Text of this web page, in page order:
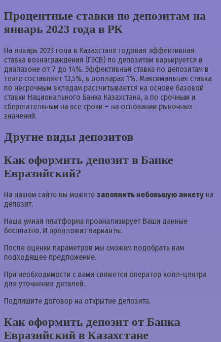
Процентные ставки по депозитам на
январь 2023 года в РК
На январь 2023 года в Казахстане годовая эффективная
ставка вознаграждения (ГЭСВ) по депозитам варьируется в
диапазоне от 7 до 14%. Эффективная ставка по депозитам в
тенге составляет 13,5%, в долларах 1%. Максимальная ставка
по несрочным вкладам рассчитывается на основе базовой
ставки Национального Банка Казахстана, а по срочным и
сберегательным на все сроки – на основании рыночных
значений.
Другие виды депозитов
Как оформить депозит в Банке
Евразийский?
На нашем сайте вы можете заполнить небольшую анкету на
депозит.
Наша умная платформа проанализирует Ваши данные
бесплатно. И предложит варианты.
После оценки параметров мы сможем подобрать вам
подходящее предложение.
При необходимости с вами свяжется оператор колл-центра
для уточнения деталей.
Подпишите договор на открытие депозита.
Как оформить депозит от Банка
Евразийский в Казахстане